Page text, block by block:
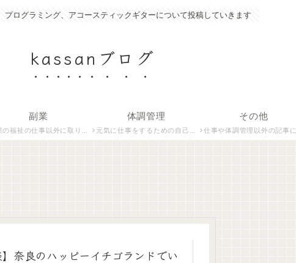
プログラミング、アコースティックギターについて投稿していきます
kassanブログ
副業
の仕事以外に取り組んでいる仕事について紹介します。
体調管理
元気に仕事をするための自己管理術について説明します。
その他
仕事や体調管理以外の記事について執筆しています。
】奈良のハッピーイチゴランドでい